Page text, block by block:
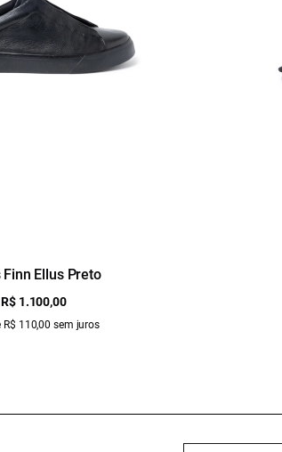
Finn Ellus Preto
R$ 1.100,00
R$ 110,00 sem juros